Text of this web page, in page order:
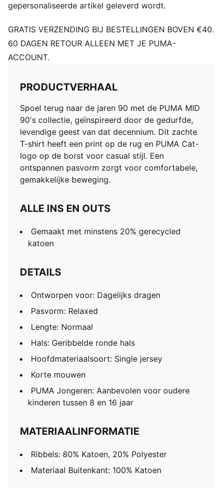
gepersonaliseerde artikel geleverd wordt.
GRATIS VERZENDING BIJ BESTELLINGEN BOVEN €40.
60 DAGEN RETOUR ALLEEN MET JE PUMA-
ACCOUNT.
PRODUCTVERHAAL
Spoel terug naar de jaren 90 met de PUMA MID
90's collectie, geïnspireerd door de gedurfde,
levendige geest van dat decennium. Dit zachte
T-shirt heeft een print op de rug en PUMA Cat-
logo op de borst voor casual stijl. Een
ontspannen pasvorm zorgt voor comfortabele,
gemakkelijke beweging.
ALLE INS EN OUTS
Gemaakt met minstens 20% gerecycled
katoen
DETAILS
Ontworpen voor: Dagelijks dragen
Pasvorm: Relaxed
Lengte: Normaal
Hals: Geribbelde ronde hals
Hoofdmateriaalsoort: Single jersey
Korte mouwen
PUMA Jongeren: Aanbevolen voor oudere
kinderen tussen 8 en 16 jaar
MATERIAALINFORMATIE
Ribbels: 80% Katoen, 20% Polyester
Materiaal Buitenkant: 100% Katoen